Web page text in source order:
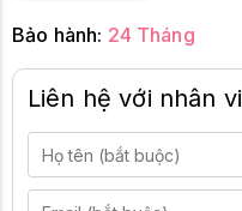
Bảo hành: 24 Tháng
Liên hệ với nhân